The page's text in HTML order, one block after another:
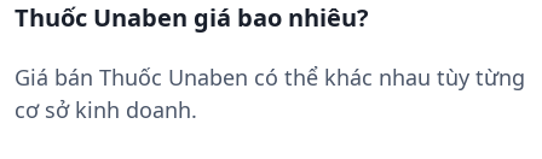
Thuốc Unaben giá bao nhiêu?
Giá bán Thuốc Unaben có thể khác nhau tùy từng
cơ sở kinh doanh.